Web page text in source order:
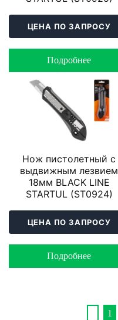
ЦЕНА ПО ЗАПРОСУ
Подробнее
Нож пистолетный с
выдвижным лезвием
18мм BLACK LINE
STARTUL (ST0924)
ЦЕНА ПО ЗАПРОСУ
Подробнее
1